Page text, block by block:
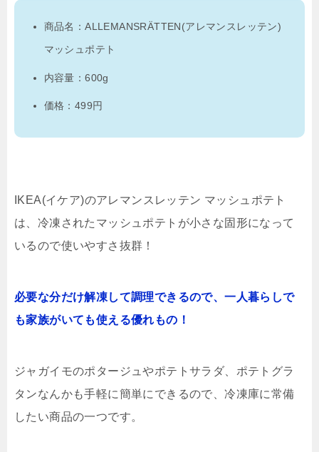
商品名：ALLEMANSRÄTTEN(アレマンスレッテン)
マッシュポテト
内容量：600g
価格：499円
IKEA(イケア)のアレマンスレッテン マッシュポテト
は、冷凍されたマッシュポテトが小さな固形になって
いるので使いやすさ抜群！
必要な分だけ解凍して調理できるので、一人暮らしで
も家族がいても使える優れもの！
ジャガイモのポタージュやポテトサラダ、ポテトグラ
タンなんかも手軽に簡単にできるので、冷凍庫に常備
したい商品の一つです。